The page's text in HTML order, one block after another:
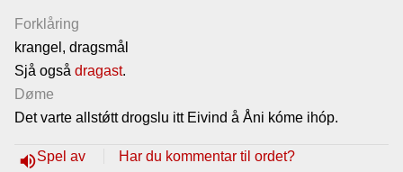
Forklåring
krangel, dragsmål
Sjå også dragast.
Døme
Det varte allstǿtt drogslu itt Eivind å Åni kóme ihóp.
volume_upSpel av Har du kommentar til ordet?
vallemålet
Gjestebok